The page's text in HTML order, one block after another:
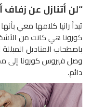
“لن أتنازل عن زفاف
تبدأ رانيا كلامها معي
كورونا هي كانت من
باصطحاب المناديل
وصل فيروس كورونا إلى
دائم.